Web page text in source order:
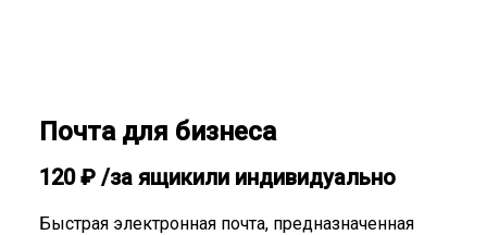
Почта для бизнеса
120₽ /за ящикили индивидуально
Быстрая электронная почта, предназначенная